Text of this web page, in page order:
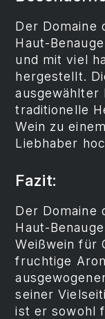
Der Domaine
Haut-
und mit viel
hergestellt.
ausgewählter
traditionelle
Wein zu
Liebhaber
Fazit:
Der Domaine
Haut-
Weißwein für
fruchtige
seiner
ist er sowohl